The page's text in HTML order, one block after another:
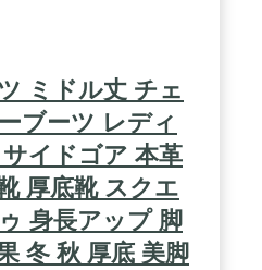
ミドル丈 チェ
ブーツ レディ
イドゴア 本革
厚底靴 スクエ
身長アップ 脚
冬 秋 厚底 美脚